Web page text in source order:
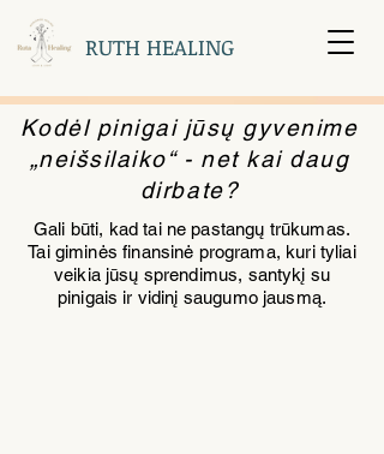
RUTH HEALING
Kodėl pinigai jūsų gyvenime
„neišsilaiko“ - net kai daug
dirbate?
Gali būti, kad tai ne pastangų trūkumas.
Tai giminės finansinė programa, kuri tyliai
veikia jūsų sprendimus, santykį su
pinigais ir vidinį saugumo jausmą.